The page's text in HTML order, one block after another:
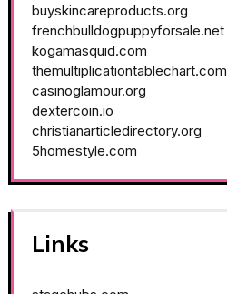
buyskincareproducts.org
frenchbulldogpuppyforsale.net
kogamasquid.com
themultiplicationtablechart.com
casinoglamour.org
dextercoin.io
christianarticledirectory.org
5homestyle.com
Links